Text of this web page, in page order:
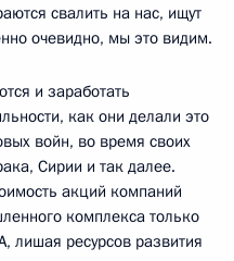
свалить на нас, ищут
очевидно, мы это видим.
и заработать
как они делали это
войн, во время своих
Сирии и так далее.
акций компаний
комплекса только
лишая ресурсов развития